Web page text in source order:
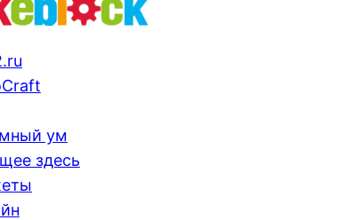
ум
здесь